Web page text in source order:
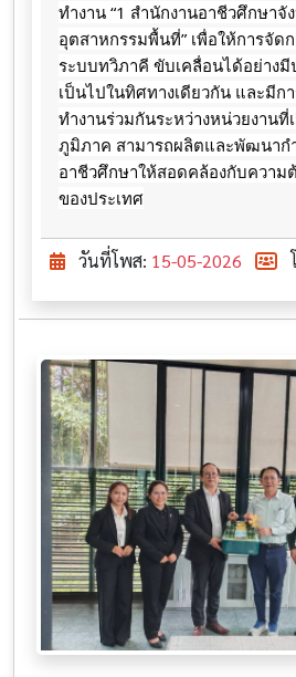
ทำงาน “1 สำนักงานอาชีวศึกษาจั
อุตสาหกรรมพื้นที่” เพื่อให้การจัด
ระบบทวิภาคี ขับเคลื่อนได้อย่าง
เป็นไปในทิศทางเดียวกัน และมีก
ทำงานร่วมกันระหว่างหน่วยงานที่
ภูมิภาค สามารถผลิตและพัฒนาก
อาชีวศึกษาให้สอดคล้องกับความ
ของประเทศ
วันที่โพส: 15-05-2026